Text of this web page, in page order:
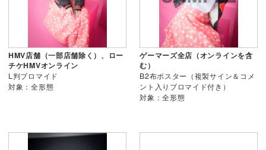
HMV店舗（一部店舗除く）、ロー
チケHMVオンライン
L判ブロマイド
対象：全形態
ゲーマーズ全店（オンラインを含
む）
B2布ポスター（複製サイン＆コメ
ント入りブロマイド付き）
対象：全形態